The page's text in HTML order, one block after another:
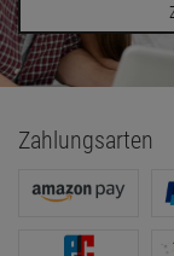
Zahlungsarten